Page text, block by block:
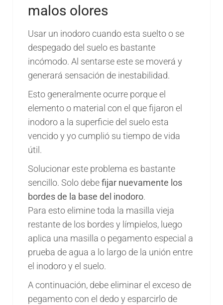
malos olores
Usar un inodoro cuando esta suelto o se
despegado del suelo es bastante
incómodo. Al sentarse este se moverá y
generará sensación de inestabilidad.
Esto generalmente ocurre porque el
elemento o material con el que fijaron el
inodoro a la superficie del suelo esta
vencido y yo cumplió su tiempo de vida
útil.
Solucionar este problema es bastante
sencillo. Solo debefijar nuevamente los
bordes de la base del inodoro.
Para esto elimine toda la masilla vieja
restante de los bordes y límpielos, luego
aplica una masilla o pegamento especial a
prueba de agua a lo largo de la unión entre
el inodoro y el suelo.
A continuación, debe eliminar el exceso de
pegamento con el dedo y esparcirlo de